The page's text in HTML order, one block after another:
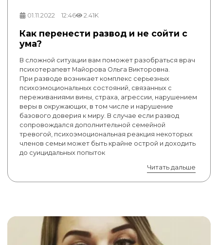
01.11.2022 12:46 2.41K
Как перенести развод и не сойти с
ума?
В сложной ситуации вам поможет разобраться врач
психотерапевт Майорова Ольга Викторовна.
При разводе возникает комплекс серьезных
психоэмоци­ональных состояний, связанных с
переживаниями вины, страха, агрессии, нарушением
веры в окружающих, в том числе и наруше­ние
базового доверия к миру. В случае если развод
сопровождался дополнительной семейной
тревогой, психоэмоциональная реакция некоторых
членов семьи может быть крайне острой и доходить
до суицидальных попыток
Читать дальше